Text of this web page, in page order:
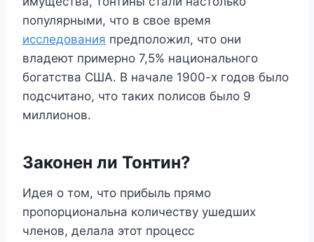
популярными, что в свое время
исследования предположил, что они
владеют примерно 7,5% национального
богатства США. В начале 1900-х годов было
подсчитано, что таких полисов было 9
миллионов.
Законен ли Тонтин?
Идея о том, что прибыль прямо
пропорциональна количеству ушедших
членов, делала этот процесс